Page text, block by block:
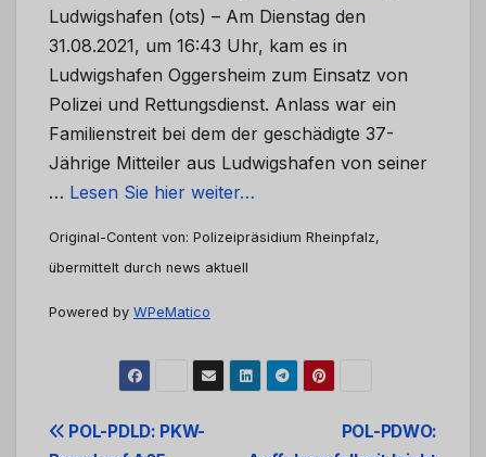
Ludwigshafen (ots) – Am Dienstag den
31.08.2021, um 16:43 Uhr, kam es in
Ludwigshafen Oggersheim zum Einsatz von
Polizei und Rettungsdienst. Anlass war ein
Familienstreit bei dem der geschädigte 37-
Jährige Mitteiler aus Ludwigshafen von seiner
… Lesen Sie hier weiter…
Original-Content von: Polizeipräsidium Rheinpfalz,
übermittelt durch news aktuell
Powered by WPeMatico
Beitrags-
POL-PDWO:
POL-PDLD: PKW-